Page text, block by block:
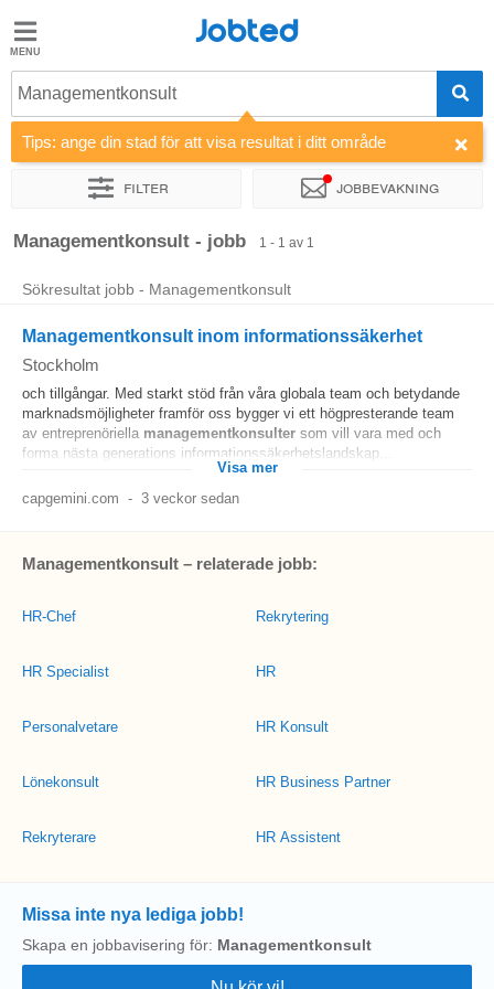
Jobted
Jobb
Löner
Jobted
Managementkonsult
Tips: ange din stad för att visa resultat i ditt område
Filter Jobbevakning
Sortera efter
Managementkonsult - jobb 1 - 1 av 1
Sökresultat jobb - Managementkonsult
Managementkonsult inom informationssäkerhet
Stockholm
och tillgångar. Med starkt stöd från våra globala team och betydande
marknadsmöjligheter framför oss bygger vi ett högpresterande team
av entreprenöriella managementkonsulter som vill vara med och
forma nästa generations informationssäkerhetslandskap...
Visa mer
capgemini.com - 3 veckor sedan
Managementkonsult – relaterade jobb:
HR-Chef
HR Specialist
Personalvetare
Lönekonsult
Rekryterare
Rekrytering
HR
HR Konsult
HR Business Partner
HR Assistent
Missa inte nya lediga jobb!
Skapa en jobbavisering för: Managementkonsult